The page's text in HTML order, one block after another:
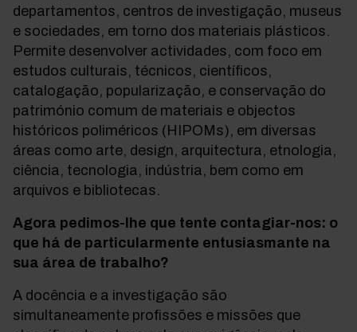
departamentos, centros de investigação, museus
e sociedades, em torno dos materiais plásticos.
Permite desenvolver actividades, com foco em
estudos culturais, técnicos, científicos,
catalogação, popularização, e conservação do
património comum de materiais e objectos
históricos poliméricos (HIPOMs), em diversas
áreas como arte, design, arquitectura, etnologia,
ciência, tecnologia, indústria, bem como em
arquivos e bibliotecas.
Agora pedimos-lhe que tente contagiar-nos: o
que há de particularmente entusiasmante na
sua área de trabalho?
A docência e a investigação são
simultaneamente profissões e missões que